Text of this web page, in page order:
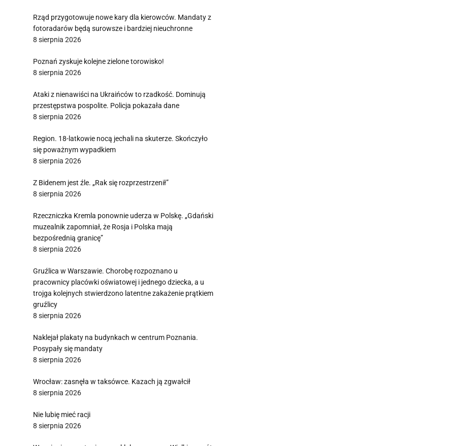
Rząd przygotowuje nowe kary dla kierowców. Mandaty z
fotoradarów będą surowsze i bardziej nieuchronne
8 sierpnia 2026
Poznań zyskuje kolejne zielone torowisko!
8 sierpnia 2026
Ataki z nienawiści na Ukraińców to rzadkość. Dominują
przestępstwa pospolite. Policja pokazała dane
8 sierpnia 2026
Region. 18-latkowie nocą jechali na skuterze. Skończyło
się poważnym wypadkiem
8 sierpnia 2026
Z Bidenem jest źle. „Rak się rozprzestrzenił”
8 sierpnia 2026
Rzeczniczka Kremla ponownie uderza w Polskę. „Gdański
muzealnik zapomniał, że Rosja i Polska mają
bezpośrednią granicę”
8 sierpnia 2026
Gruźlica w Warszawie. Chorobę rozpoznano u
pracownicy placówki oświatowej i jednego dziecka, a u
trojga kolejnych stwierdzono latentne zakażenie prątkiem
gruźlicy
8 sierpnia 2026
Naklejał plakaty na budynkach w centrum Poznania.
Posypały się mandaty
8 sierpnia 2026
Wrocław: zasnęła w taksówce. Kazach ją zgwałcił
8 sierpnia 2026
Nie lubię mieć racji
8 sierpnia 2026